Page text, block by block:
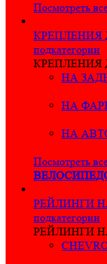
Посмотреть
КРЕПЛЕНИЯ
подкатегории
КРЕПЛЕНИЯ
НА
НА
НА
Посмотреть
РЕЙЛИНГИ
подкатегории
РЕЙЛИНГИ